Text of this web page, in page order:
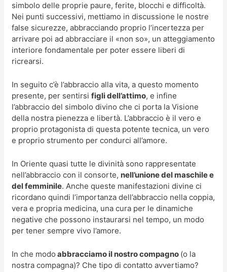
simbolo delle proprie paure, ferite, blocchi e difficoltà.
Nei punti successivi, mettiamo in discussione le nostre
false sicurezze, abbracciando proprio l’incertezza per
arrivare poi ad abbracciare il «non so», un atteggiamento
interiore fondamentale per poter essere liberi di
ricrearsi.
In seguito c’è l’abbraccio alla vita, a questo momento
presente, per sentirsifigli dell’attimo, e infine
l’abbraccio del simbolo divino che ci porta la Visione
della nostra pienezza e libertà. L’abbraccio è il vero e
proprio protagonista di questa potente tecnica, un vero
e proprio strumento per condurci all’amore.
In Oriente quasi tutte le divinità sono rappresentate
nell’abbraccio con il consorte, nell’unione del maschile e
del femminile. Anche queste manifestazioni divine ci
ricordano quindi l’importanza dell’abbraccio nella coppia,
vera e propria medicina, una cura per le dinamiche
negative che possono instaurarsi nel tempo, un modo
per tener sempre vivo l’amore.
In che modo abbracciamo il nostro compagno (o la
nostra compagna)? Che tipo di contatto avvertiamo?